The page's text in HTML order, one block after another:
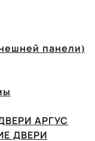
панели)
АРГУС
ДВЕРИ